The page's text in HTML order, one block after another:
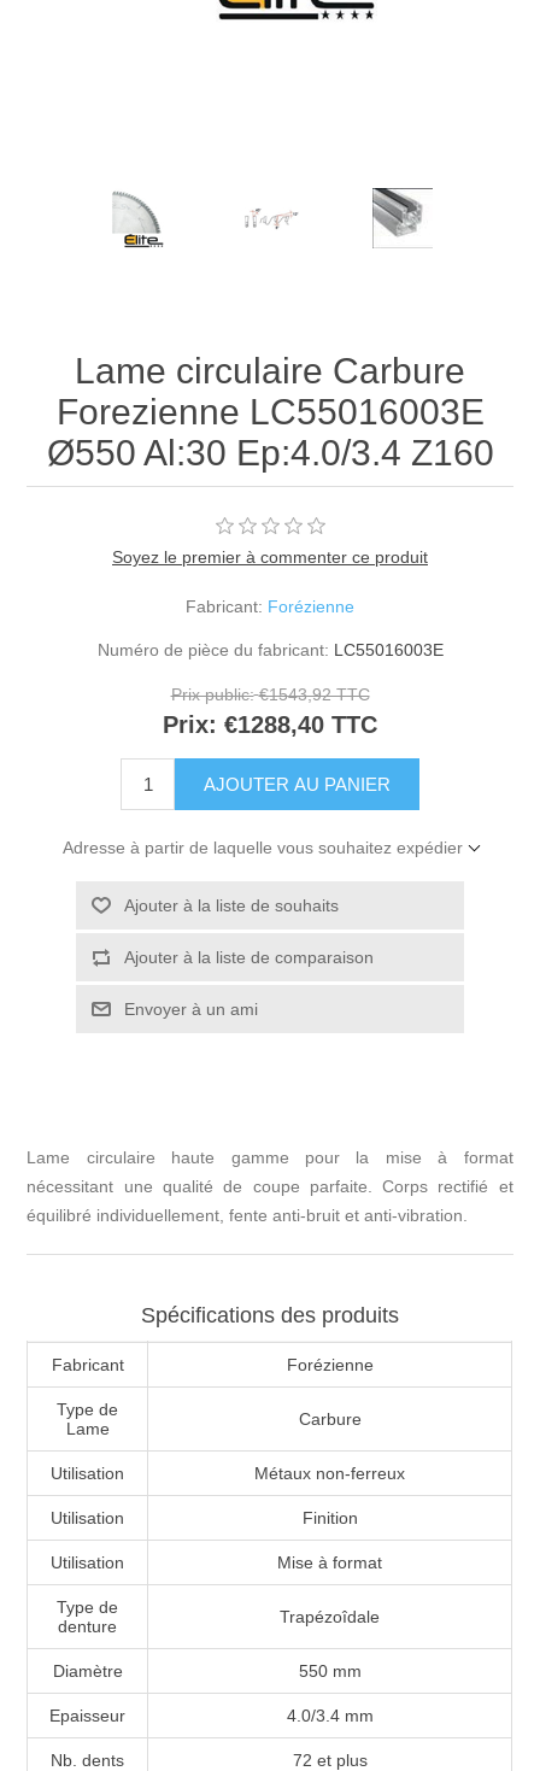
Lame circulaire Carbure
Forezienne LC55016003E
Ø550 Al:30 Ep:4.0/3.4 Z160
Soyez le premier à commenter ce produit
Fabricant: Forézienne
Numéro de pièce du fabricant: LC55016003E
Prix public: €1543,92 TTC
Prix: €1288,40 TTC
Adresse à partir de laquelle vous souhaitez expédier
Lame circulaire haute gamme pour la mise à format
nécessitant une qualité de coupe parfaite. Corps rectifié et
équilibré individuellement, fente anti-bruit et anti-vibration.
Spécifications des produits
Fabricant Forézienne
Type de
Lame
Carbure
Utilisation Métaux non-ferreux
Utilisation Finition
Utilisation Mise à format
Type de
denture
Trapézoîdale
Diamètre 550 mm
Epaisseur 4.0/3.4 mm
Nb. dents 72 et plus